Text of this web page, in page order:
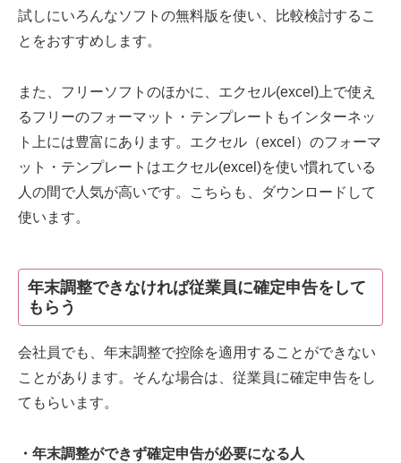
試しにいろんなソフトの無料版を使い、比較検討するこ
とをおすすめします。
また、フリーソフトのほかに、エクセル(excel)上で使え
るフリーのフォーマット・テンプレートもインターネッ
ト上には豊富にあります。エクセル（excel）のフォーマ
ット・テンプレートはエクセル(excel)を使い慣れている
人の間で人気が高いです。こちらも、ダウンロードして
使います。
年末調整できなければ従業員に確定申告をして
もらう
会社員でも、年末調整で控除を適用することができない
ことがあります。そんな場合は、従業員に確定申告をし
てもらいます。
・年末調整ができず確定申告が必要になる人